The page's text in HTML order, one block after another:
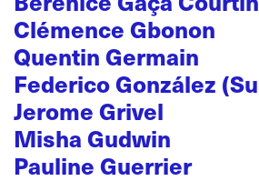
Clémence Gbonon
Quentin Germain
Federico González
Jerome Grivel
Misha Gudwin
Pauline Guerrier